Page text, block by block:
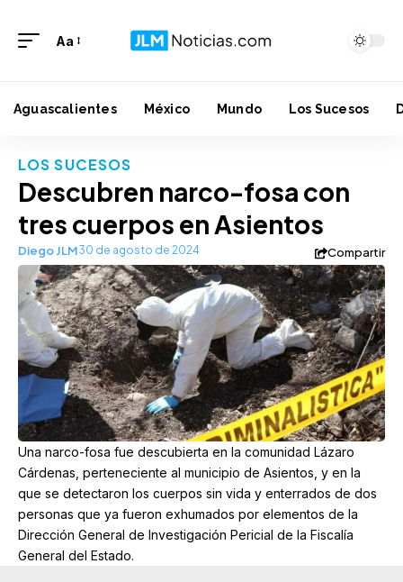
Aa
Aguascalientes México Mundo Los Sucesos
LOS SUCESOS
Descubren narco-fosa con
tres cuerpos en Asientos
Diego JLM30 de agosto de 2024 Compartir
Una narco-fosa fue descubierta en la comunidad Lázaro
Cárdenas, perteneciente al municipio de Asientos, y en la
que se detectaron los cuerpos sin vida y enterrados de dos
personas que ya fueron exhumados por elementos de la
Dirección General de Investigación Pericial de la Fiscalía
General del Estado.